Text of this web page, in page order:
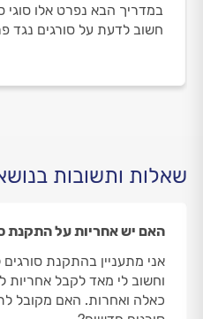
במדריך הבא נפרט אלו סוגי
חשוב לדעת על סורגים נגד
שאלות ותשובות
האם יש אחריות על התקנת
אני מתעניין בהתקנת
וחשוב לי מאד לקבל
כאלה ואחרות. האם מקובל